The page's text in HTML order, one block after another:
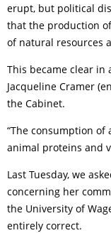
erupt, but political
that the production
of natural resources
This became clear in
Jacqueline Cramer
the Cabinet.
“The consumption
animal proteins and
Last Tuesday, we
concerning her
the University of
entirely correct.